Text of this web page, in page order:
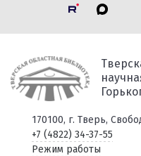
170100, г. Тверь,
+7 (4822) 34-37-55
Режим работы